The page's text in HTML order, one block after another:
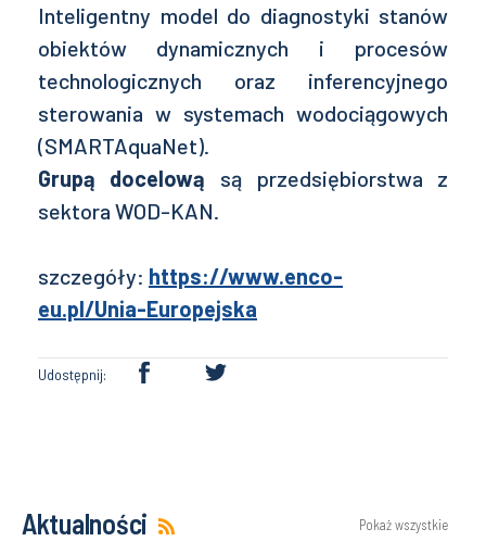
Inteligentny model do diagnostyki stanów
obiektów dynamicznych i procesów
technologicznych oraz inferencyjnego
sterowania w systemach wodociągowych
(SMARTAquaNet).
Grupą docelową są przedsiębiorstwa z
sektora WOD-KAN.
szczegóły: https://www.enco-
eu.pl/Unia-Europejska
Udostępnij:
Aktualności Pokaż wszystkie